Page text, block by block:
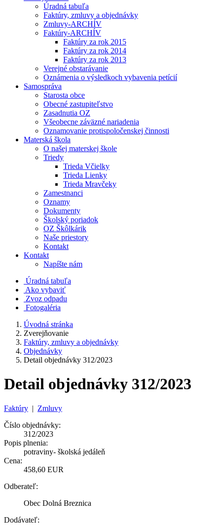
Úradná tabuľa
Faktúry, zmluvy a objednávky
Zmluvy-ARCHÍV
Faktúry-ARCHÍV
Faktúry za rok 2015
Faktúry za rok 2014
Faktúry za rok 2013
Verejné obstarávanie
Oznámenia o výsledkoch vybavenia petícií
Samospráva
Starosta obce
Obecné zastupiteľstvo
Zasadnutia OZ
Všeobecne záväzné nariadenia
Oznamovanie protispoločenskej činnosti
Materská škola
O našej materskej škole
Triedy
Trieda Včielky
Trieda Lienky
Trieda Mravčeky
Zamestnanci
Oznamy
Dokumenty
Školský poriadok
OZ Škôlkárik
Naše priestory
Kontakt
Kontakt
Napíšte nám
Úradná tabuľa
Ako vybaviť
Zvoz odpadu
Fotogaléria
Úvodná stránka
Zverejňovanie
Faktúry, zmluvy a objednávky
Objednávky
Detail objednávky 312/2023
Detail objednávky 312/2023
Faktúry | Zmluvy
Číslo objednávky:
312/2023
Popis plnenia:
potraviny- školská jedáleň
Cena:
458,60 EUR
Odberateľ:
Obec Dolná Breznica
Dodávateľ: